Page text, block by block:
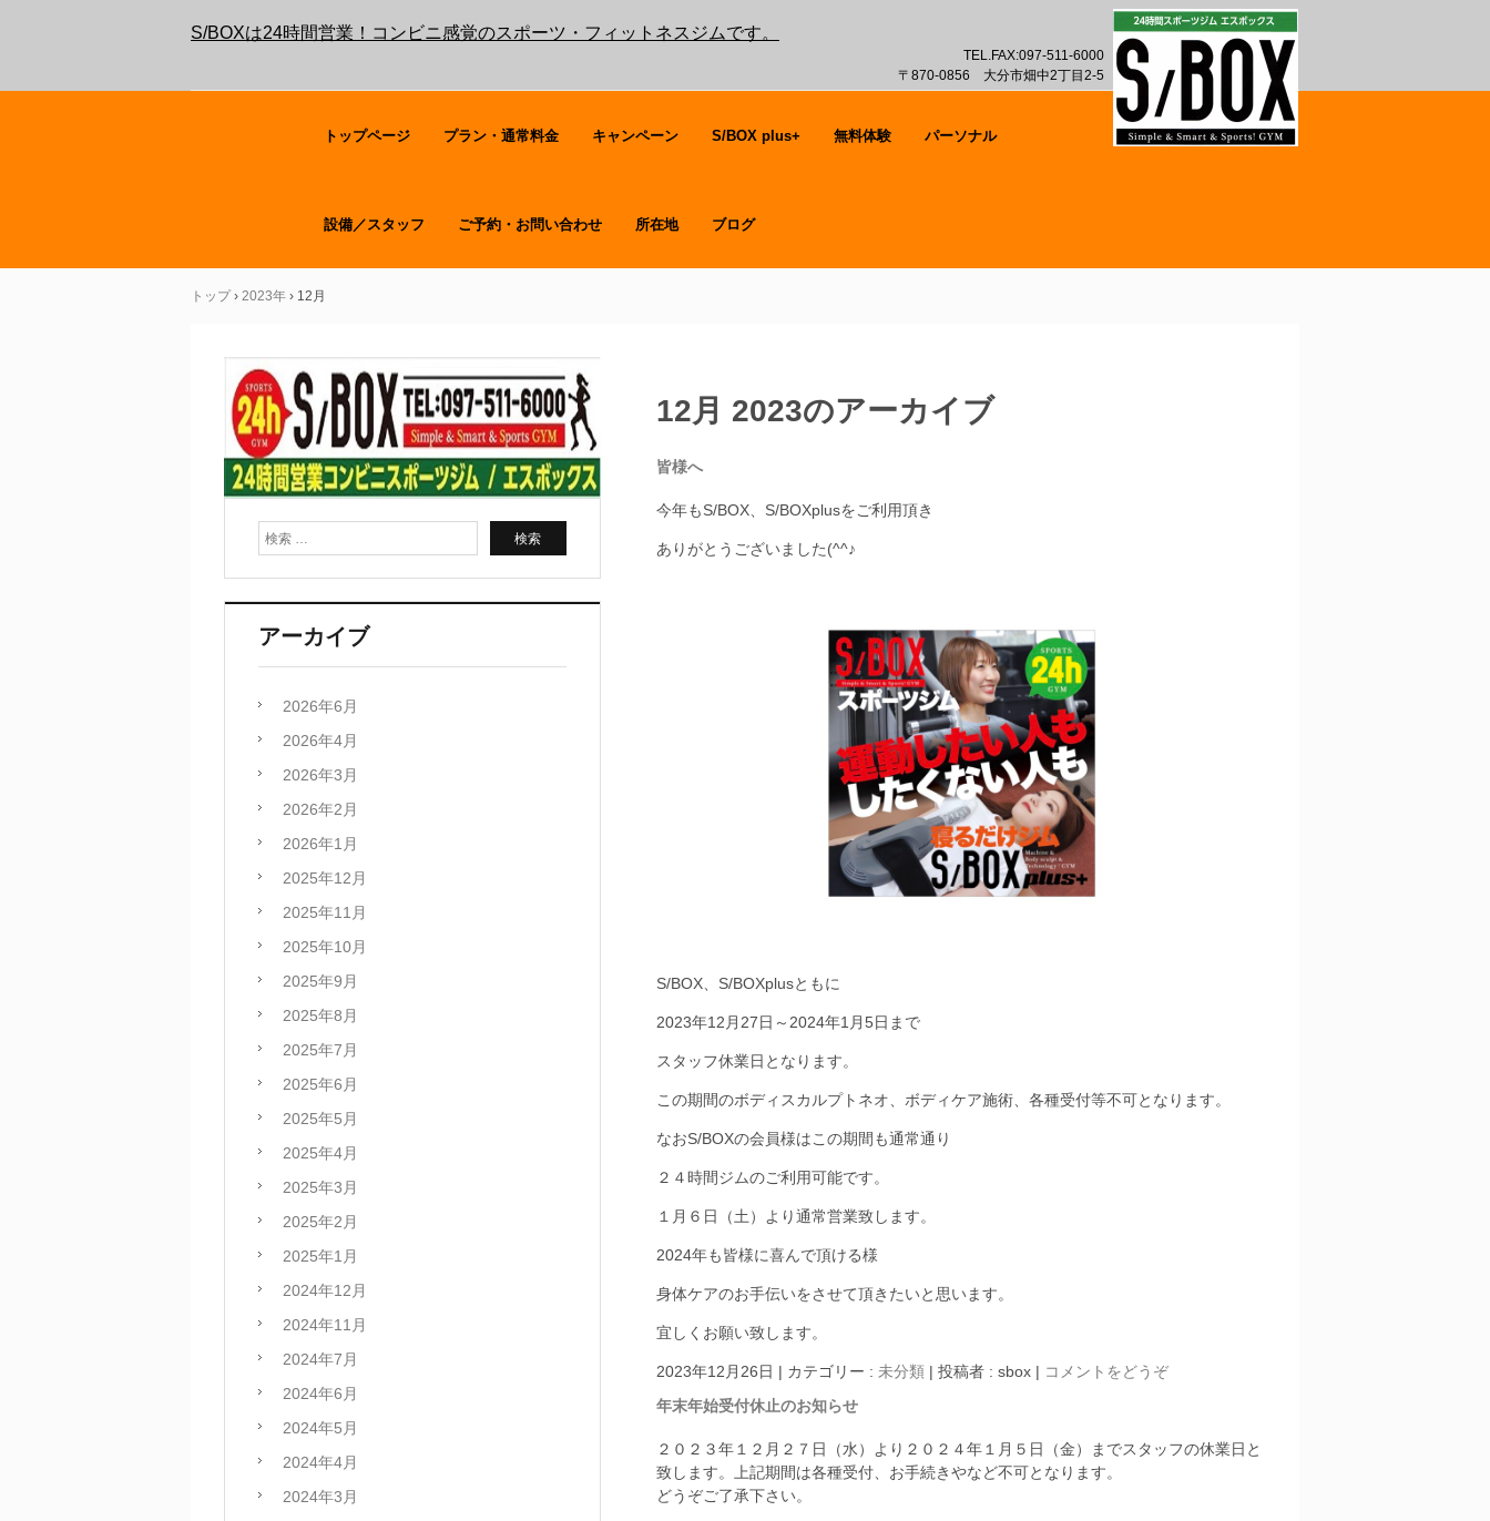
S/BOXは24時間営業！コンビニ感覚のスポーツ・フィットネスジムです。
TEL.FAX:097-511-6000
〒870-0856 大分市畑中2丁目2-5
トップページ プラン・通常料金 キャンペーン S/BOX plus+ 無料体験 パーソナル
設備／スタッフ ご予約・お問い合わせ 所在地 ブログ
トップ › 2023年 › 12月
12月 2023のアーカイブ
皆様へ
今年もS/BOX、S/BOXplusをご利用頂き
ありがとうございました(^^♪
S/BOX、S/BOXplusともに
2023年12月27日～2024年1月5日まで
スタッフ休業日となります。
この期間のボディスカルプトネオ、ボディケア施術、各種受付等不可となります。
なおS/BOXの会員様はこの期間も通常通り
２４時間ジムのご利用可能です。
１月６日（土）より通常営業致します。
2024年も皆様に喜んで頂ける様
身体ケアのお手伝いをさせて頂きたいと思います。
宜しくお願い致します。
2023年12月26日 | カテゴリー : 未分類 | 投稿者 : sbox | コメントをどうぞ
年末年始受付休止のお知らせ
２０２３年１２月２７日（水）より２０２４年１月５日（金）までスタッフの休業日と
致します。上記期間は各種受付、お手続きやなど不可となります。
どうぞご了承下さい。
アーカイブ
2026年6月
2026年4月
2026年3月
2026年2月
2026年1月
2025年12月
2025年11月
2025年10月
2025年9月
2025年8月
2025年7月
2025年6月
2025年5月
2025年4月
2025年3月
2025年2月
2025年1月
2024年12月
2024年11月
2024年7月
2024年6月
2024年5月
2024年4月
2024年3月